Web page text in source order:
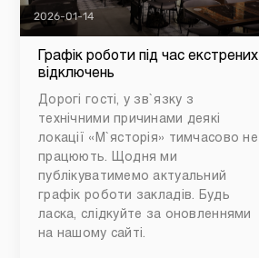
2026-01-14
Графік роботи під час екстрених
відключень
Дорогі гості, у зв`язку з
технічними причинами деякі
локації «М`ясторія» тимчасово не
працюють. Щодня ми
публікуватимемо актуальний
графік роботи закладів. Будь
ласка, слідкуйте за оновленнями
на нашому сайті.